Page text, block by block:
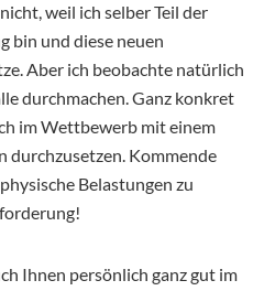
weil ich selber Teil der
bin und diese neuen
Aber ich beobachte natürlich
durchmachen. Ganz konkret
im Wettbewerb mit einem
durchzusetzen. Kommende
Belastungen zu
Ihnen persönlich ganz gut im